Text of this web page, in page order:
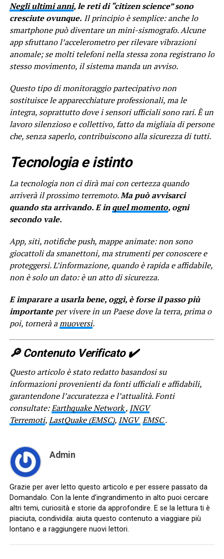
Negli ultimi anni, le reti di “citizen science” sono
cresciute ovunque. Il principio è semplice: anche lo
smartphone può diventare un mini-sismografo. Alcune
app sfruttano l’accelerometro per rilevare vibrazioni
anomale; se molti telefoni nella stessa zona registrano lo
stesso movimento, il sistema manda un avviso.
Questo tipo di monitoraggio partecipativo non
sostituisce le apparecchiature professionali, ma le
integra, soprattutto dove i sensori ufficiali sono rari. È un
lavoro silenzioso e collettivo, fatto da migliaia di persone
che, senza saperlo, contribuiscono alla sicurezza di tutti.
Tecnologia e istinto
La tecnologia non ci dirà mai con certezza quando
arriverà il prossimo terremoto.Ma può avvisarci
quando sta arrivando. E inquel momento, ogni
secondo vale.
App, siti, notifiche push, mappe animate: non sono
giocattoli da smanettoni, ma strumenti per conoscere e
proteggersi. L’informazione, quando è rapida e affidabile,
non è solo un dato: è un atto di sicurezza.
E imparare a usarla bene, oggi, è forse il passo più
importanteper vivere in un Paese dove la terra, prima o
poi, tornerà amuoversi.
🔎​ Contenuto Verificato ✔️
Questo articolo è stato redatto basandosi su
informazioni provenienti da fonti ufficiali e affidabili,
garantendone l’accuratezza e l’attualità. Fonti
consultate:Earthquake Network, INGV
Terremoti,LastQuake (EMSC), INGV EMSC.
Admin
Grazie per aver letto questo articolo e per essere passato da
Domandalo. Con la lente d’ingrandimento in alto puoi cercare
altri temi, curiosità e storie da approfondire. E se la lettura ti è
piaciuta, condividila: aiuta questo contenuto a viaggiare più
lontano e a raggiungere nuovi lettori.